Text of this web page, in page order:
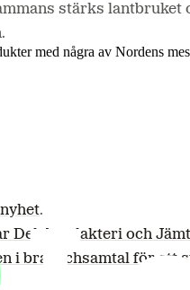
med några av Nordens
stärks lantbruket
.
Delsbo slakteri och
i branschsamtal för